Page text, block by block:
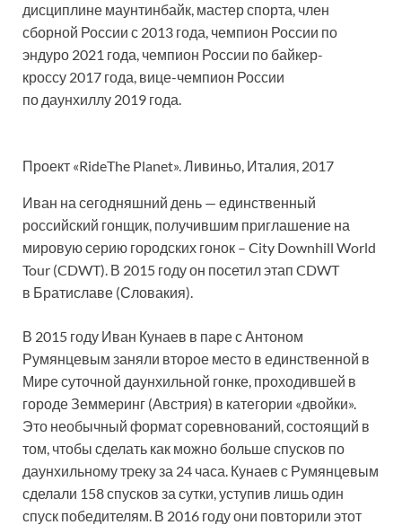
дисциплине маунтинбайк, мастер спорта, член
сборной России с 2013 года, чемпион России по
эндуро 2021 года, чемпион России по байкер-
кроссу 2017 года, вице-чемпион России
по даунхиллу 2019 года.
Проект «RideThe Planet». Ливиньо, Италия, 2017
Иван на сегодняшний день — единственный
российский гонщик, получившим приглашение на
мировую серию городских гонок – City Downhill World
Tour (CDWT). В 2015 году он посетил этап CDWT
в Братиславе (Словакия).
В 2015 году Иван Кунаев в паре с Антоном
Румянцевым заняли второе место в единственной в
Мире суточной даунхильной гонке, проходившей в
городе Земмеринг (Австрия) в категории «двойки».
Это необычный формат соревнований, состоящий в
том, чтобы сделать как можно больше спусков по
даунхильному треку за 24 часа. Кунаев с Румянцевым
сделали 158 спусков за сутки, уступив лишь один
спуск победителям. В 2016 году они повторили этот